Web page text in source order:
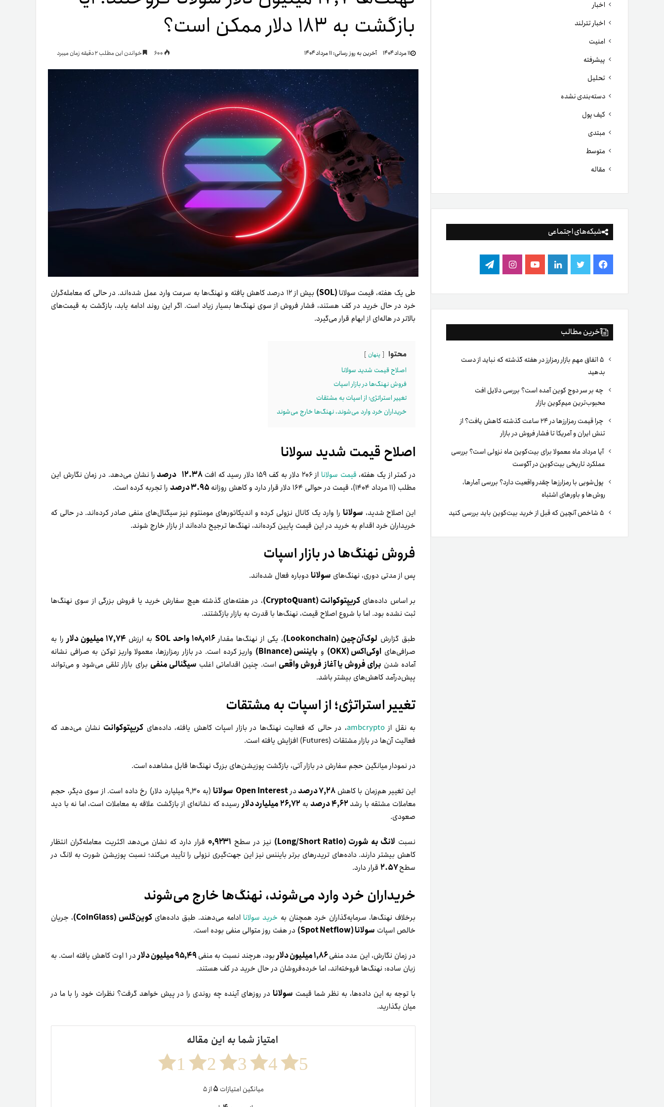
تنظیمات
اخبار
اخبار تترلند
امنیت
پیشرفته
تحلیل
دسته‌بندی نشده
کیف پول
مبتدی
متوسط
مقاله
شبکه‌های اجتماعی
فیس
بوک
توییتر لینکدینیوتیوباینستاگرام
تلگرام
آخرین مطالب
۵ اتفاق مهم بازار رمزارز در هفته گذشته که نباید از دست
بدهید
چه بر سر دوج کوین آمده است؟ بررسی دلایل افت
محبوب‌ترین میم‌کوین بازار
چرا قیمت رمزارزها در ۲۴ ساعت گذشته کاهش یافت؟ از
تنش ایران و آمریکا تا فشار فروش در بازار
آیا مرداد ماه معمولا برای بیت‌کوین ماه نزولی است؟ بررسی
عملکرد تاریخی بیت‌کوین در آگوست
پول‌شویی با رمزارزها چقدر واقعیت دارد؟ بررسی آمارها،
روش‌ها و باورهای اشتباه
بازگشت به ۱۸۳ دلار ممکن است؟
۱۱ مرداد ۱۴۰۴ آخرین به روز رسانی:۱۱ مرداد ۱۴۰۴ خواندن این مطلب 2 دقیقه زمان میبرد
طی یک هفته، قیمت سولانا (SOL)
بیش از ۱۲ درصد کاهش یافته و نهنگ‌ها به سرعت وارد عمل شده‌اند. در حالی که معامله‌گران
خرد در حال خرید در کف هستند، فشار فروش از سوی نهنگ‌ها بسیار زیاد است. اگر این روند ادامه یابد، بازگشت به قیمت‌های
بالاتر در هاله‌ای از ابهام قرار می‌گیرد.
محتوا پنهان
اصلاح قیمت شدید سولانا
فروش نهنگ‌ها در بازار اسپات
تغییر استراتژی؛ از اسپات به مشتقات
خریداران خرد وارد می‌شوند، نهنگ‌ها خارج می‌شوند
اصلاح قیمت شدید سولانا
در کمتر از یک هفته، قیمت سولانا از ۲۰۶ دلار به کف ۱۵۹ دلار رسید که افت ۱۲.۳۸ درصد
را نشان می‌دهد. در زمان نگارش این
مطلب (۱۱ مرداد ۱۴۰۴)، قیمت در حوالی ۱۶۴ دلار قرار دارد و کاهش روزانه
۳.۹۵ درصد را تجربه کرده است.
این اصلاح شدید، سولانا را وارد یک کانال نزولی کرده و اندیکاتورهای مومنتوم نیز سیگنال‌های منفی صادر کرده‌اند. در حالی که
خریداران خرد اقدام به خرید در این قیمت پایین کرده‌اند، نهنگ‌ها ترجیح داده‌اند از بازار خارج شوند.
فروش نهنگ‌ها در بازار اسپات
پس از مدتی دوری، نهنگ‌های سولانا دوباره فعال شده‌اند.
بر اساس داده‌های کریپتوکوانت (CryptoQuant)
، در هفته‌های گذشته هیچ سفارش خرید یا فروش بزرگی از سوی نهنگ‌ها
ثبت نشده بود. اما با شروع اصلاح قیمت، نهنگ‌ها با قدرت به بازار بازگشتند.
طبق گزارش لوک‌آن‌چین (Lookonchain) ، یکی از نهنگ‌ها مقدار۱۰۸,۰۱۶ واحد SOL به ارزش ۱۷,۷۴ میلیون دلار
را به
صرافی‌های اوکی‌اکس (OKX) و بایننس (Binance)
واریز کرده است. در بازار رمزارزها، معمولا واریز توکن به صرافی نشانه
آماده شدن برای فروش یا آغاز فروش واقعی است. چنین اقداماتی اغلب سیگنالی منفی برای بازار تلقی می‌شود و می‌تواند
پیش‌درآمد کاهش‌های بیشتر باشد.
تغییر استراتژی؛ از اسپات به مشتقات
به نقل از ambcrypto، در حالی که فعالیت نهنگ‌ها در بازار اسپات کاهش یافته، داده‌های کریپتوکوانت نشان می‌دهد که
فعالیت آن‌ها در بازار مشتقات (Futures) افزایش یافته است.
در نمودار میانگین حجم سفارش در بازار آتی، بازگشت پوزیشن‌های بزرگ نهنگ‌ها قابل مشاهده است.
این تغییر هم‌زمان با کاهش۷,۲۸ درصد درOpen Interest سولانا
(به ۹,۳۰ میلیارد دلار) رخ داده است. از سوی دیگر، حجم
معاملات مشتقه با رشد۴,۶۲ درصد به۲۶,۷۲ میلیارد دلار
رسیده که نشانه‌ای از بازگشت علاقه به معاملات است، اما نه با دید
صعودی.
نسبت لانگ به شورت (Long/Short Ratio) نیز در سطح ۰,۹۲۳۱ قرار دارد که نشان می‌دهد اکثریت معامله‌گران انتظار
کاهش بیشتر دارند. داده‌های تریدرهای برتر بایننس نیز این جهت‌گیری نزولی را تأیید می‌کند؛ نسبت پوزیشن شورت به لانگ در
سطح۲.۵۷قرار دارد.
خریداران خرد وارد می‌شوند، نهنگ‌ها خارج می‌شوند
برخلاف نهنگ‌ها، سرمایه‌گذاران خرد همچنان به خرید سولانا ادامه می‌دهند. طبق داده‌هایکوین‌گلس (CoinGlass)
، جریان
خالص اسپات سولانا (Spot Netflow) در هفت روز متوالی منفی بوده است.
در زمان نگارش، این عدد منفی۱,۸۶ میلیون دلار بود، هرچند نسبت به منفی۹۵,۴۹ میلیون دلار
در ۱ اوت کاهش یافته است. به
زبان ساده: نهنگ‌ها فروخته‌اند، اما خرده‌فروشان در حال خرید در کف هستند.
با توجه به این داده‌ها، به نظر شما قیمت سولانا در روزهای آینده چه روندی را در پیش خواهد گرفت؟ نظرات خود را با ما در
میان بگذارید.
امتیاز شما به این مقاله
5
4
3
2
1
میانگین امتیازات ۵از ۵